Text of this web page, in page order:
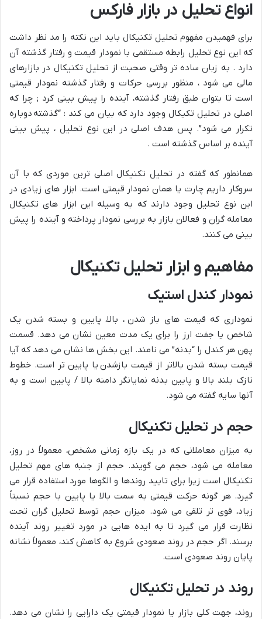
انواع تحلیل در بازار فارکس
برای فهمیدن مفهوم تحلیل تکنیکال باید این نکته را مد نظر داشت
که این نوع تحلیل رابطه مستقمی با نمودار قیمت و رفتار گذشته آن
دارد . به زبان ساده تر وقتی صحبت از تحلیل تکنیکال در بازارهای
مالی می شود ، منظور بررسی حرکات و رفتار گذشته نمودار قیمتی
است تا بتوان طبق رفتار گذشته، آینده را پیش بینی کرد ; چرا که
اصلی در تحلیل تکیکال وجود دارد که بیان می کند : “گذشته دوباره
تکرار می شود”. پس هدف اصلی در این نوع تحلیل ، پیش بینی
آینده بر اساس گذشته است .
همانطور که گفته در تحلیل تکنیکال اصلی ترین موردی که با آن
سروکار داریم چارت یا همان نمودار قیمتی است. ابزار های زیادی در
این نوع تحلیل وجود دارند که به وسیله این ابزار های تکنیکال
معامله گران و فعالان بازار به بررسی نمودار پرداخته و آینده را پیش
بینی می کنند.
مفاهیم و ابزار تحلیل تکنیکال
نمودار کندل استیک
نموداری که قیمت های باز شدن ، بالا، پایین و بسته شدن یک
شاخص یا جفت ارز را برای یک مدت معین نشان می دهد. قسمت
پهن هر کندل را “بدنه” می نامند. این بخش ها نشان می دهد که آیا
قیمت بسته شدن بالاتر از قیمت بازشدن یا پایین تر است. خطوط
نازک بلند بالا و پایین بدنه نمایانگر دامنه بالا / پایین است و به
آنها سایه گفته می شود.
حجم در تحلیل تکنیکال
به میزان معاملانی که در یک بازه زمانی مشخص، معمولاً در روز،
معامله می شود، حجم می گویند. حجم از جنبه های مهم تحلیل
تکنیکال است زیرا برای تایید روندها و الگوها مورد استفاده قرار می
گیرد. هر گونه حرکت قیمتی به سمت بالا یا پایین با حجم نسبتاً
زیاد، قوی تر تلقی می شود. میزان حجم توسط تحلیل گران تحت
نظارت قرار می گیرد تا به ایده هایی در مورد تغییر روند آینده
برسند. اگر حجم در روند صعودی شروع به کاهش کند، معمولاً نشانه
پایان روند صعودی است.
روند در تحلیل تکنیکال
روند، جهت کلی بازار یا نمودار قیمتی یک دارایی را نشان می دهد.